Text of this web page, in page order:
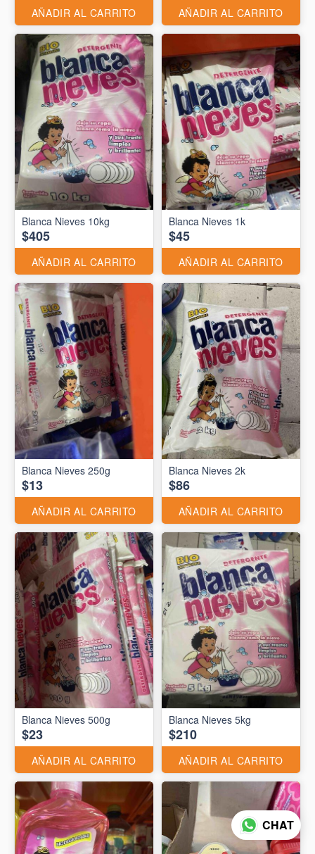
AÑADIR AL CARRITO AÑADIR AL CARRITO
Blanca Nieves 10kg
$405
AÑADIR AL CARRITO
Blanca Nieves 1k
$45
AÑADIR AL CARRITO
Blanca Nieves 250g
$13
AÑADIR AL CARRITO
Blanca Nieves 2k
$86
AÑADIR AL CARRITO
Blanca Nieves 500g
$23
AÑADIR AL CARRITO
Blanca Nieves 5kg
$210
AÑADIR AL CARRITO
CHAT